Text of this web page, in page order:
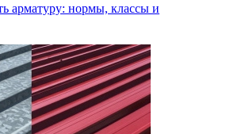
арматуру: нормы, классы и